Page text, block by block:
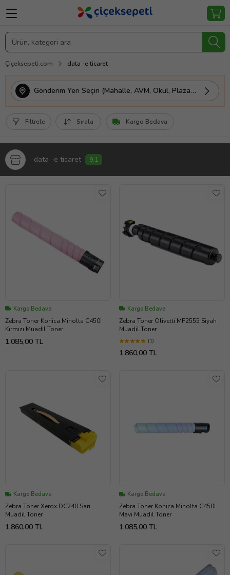
Çiçeksepeti.com data -e ticaret
Gönderim Yeri Seçin (Mahalle, AVM, Okul, Plaza vs.)
Filtrele Sırala Kargo Bedava
data -e ticaret 9,1
Kargo Bedava
Zebra Toner Konica Minolta C450İ
Kırmızı Muadil Toner
1.085,00 TL
Kargo Bedava
Zebra Toner Olivetti MF2555 Siyah
Muadil Toner
(1)
1.860,00 TL
Kargo Bedava
Zebra Toner Xerox DC240 Sarı
Muadil Toner
1.860,00 TL
Kargo Bedava
Zebra Toner Konica Minolta C450İ
Mavi Muadil Toner
1.085,00 TL